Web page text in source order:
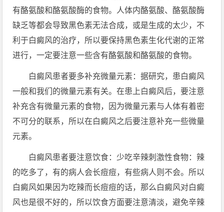
有酪氨酸和酪氨酸酶的食物。人体内酪氨酸、酪氨酸酶
缺乏等都会导致黑色素无法合成，或是生成的太少，不
利于白癜风的治疗，所以要保持黑色素生化代谢的正常
进行，一定要注意一些含有酪氨酸和酪氨酸的食物。
白癜风患者要多补充微量元素：据研究，患白癜风
一般和我们的微量元素有关。在患上白癜风后，要注意
补充含有微量元素的食物，因为微量元素与人体有着密
不可分的联系，所以在白癜风之后要注意补充一些微量
元素。
白癜风患者要注意饮食：少吃辛辣刺激性食物：辣
的吃多了，有的病人会长痘痘，有些病人则不会。所以
白癜风如果因为吃辣而长痘痘的话，那么白癜风对白癜
风也是很不好的，所以饮食方面要注意清淡，避免辛辣